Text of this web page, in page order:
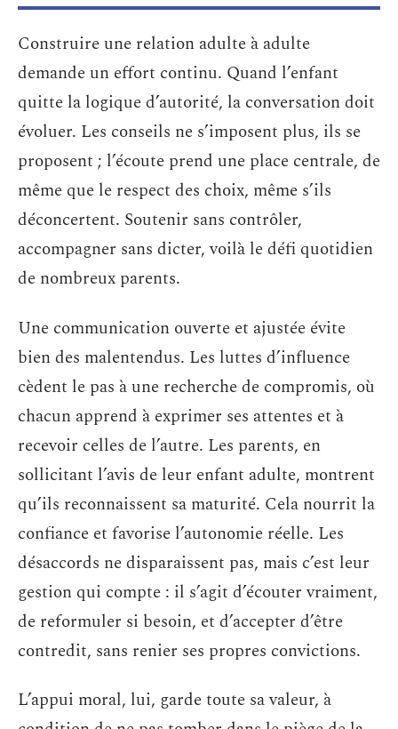
Construire une relation adulte à adulte
demande un effort continu. Quand l’enfant
quitte la logique d’autorité, la conversation doit
évoluer. Les conseils ne s’imposent plus, ils se
proposent ; l’écoute prend une place centrale, de
même que le respect des choix, même s’ils
déconcertent. Soutenir sans contrôler,
accompagner sans dicter, voilà le défi quotidien
de nombreux parents.
Une communication ouverte et ajustée évite
bien des malentendus. Les luttes d’influence
cèdent le pas à une recherche de compromis, où
chacun apprend à exprimer ses attentes et à
recevoir celles de l’autre. Les parents, en
sollicitant l’avis de leur enfant adulte, montrent
qu’ils reconnaissent sa maturité. Cela nourrit la
confiance et favorise l’autonomie réelle. Les
désaccords ne disparaissent pas, mais c’est leur
gestion qui compte : il s’agit d’écouter vraiment,
de reformuler si besoin, et d’accepter d’être
contredit, sans renier ses propres convictions.
L’appui moral, lui, garde toute sa valeur, à